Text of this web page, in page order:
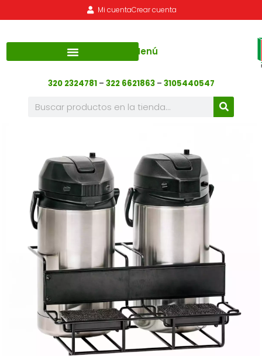
Mi cuentaCrear cuenta
Menú
320 2324781– 322 6621863 – 3105440547